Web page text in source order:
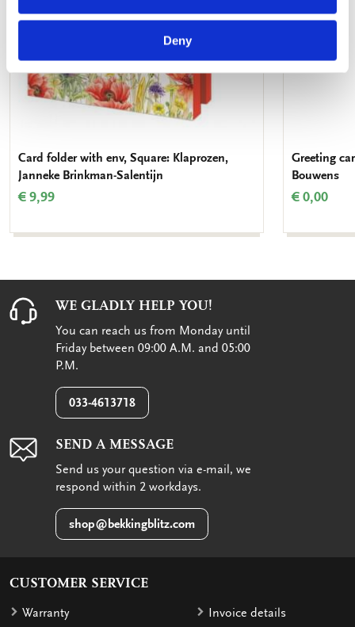
Deny
Card folder with env, Square: Klaprozen,
Janneke Brinkman-Salentijn
€ 9,99
Greeting
Bouwens
€ 0,00
WE GLADLY HELP YOU!
You can reach us from Monday until
Friday between 09:00 A.M. and 05:00
P.M.
033-4613718
SEND A MESSAGE
Send us your question via e-mail, we
respond within 2 workdays.
shop@bekkingblitz.com
CUSTOMER SERVICE
Warranty
Invoice details